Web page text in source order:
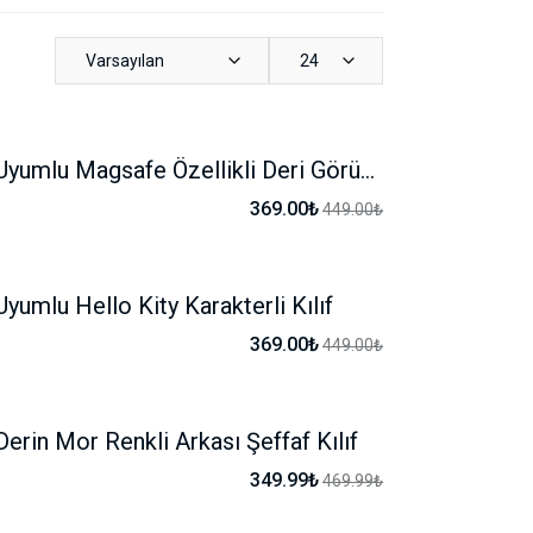
Varsayılan 24
-17% iPhone Uyumlu Magsafe Özellikli Deri Görünümlü Kılıf
369.00₺449.00₺
-17%
Hello Kity Karakterli Kılıf
369.00₺449.00₺
-25%
Mor Renkli Arkası Şeffaf Kılıf
349.99₺469.99₺